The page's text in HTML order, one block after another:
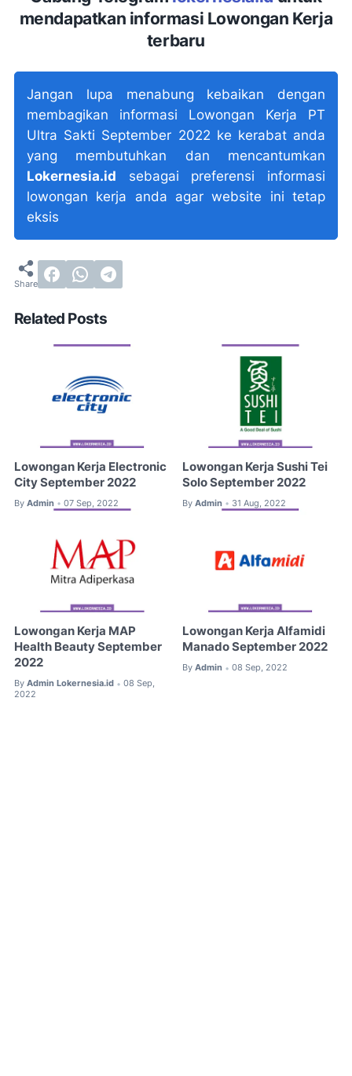
mendapatkan informasi Lowongan Kerja
terbaru
Jangan lupa menabung kebaikan dengan
membagikan informasi Lowongan Kerja PT
Ultra Sakti September 2022 ke kerabat anda
yang membutuhkan dan mencantumkan
Lokernesia.id sebagai preferensi informasi
lowongan kerja anda agar website ini tetap
eksis
Related Posts
Lowongan Kerja Electronic
City September 2022
By Admin • 07 Sep, 2022
Lowongan Kerja Sushi Tei
Solo September 2022
By Admin • 31 Aug, 2022
Lowongan Kerja MAP
Health Beauty September
2022
By Admin Lokernesia.id • 08 Sep,
2022
Lowongan Kerja Alfamidi
Manado September 2022
By Admin • 08 Sep, 2022